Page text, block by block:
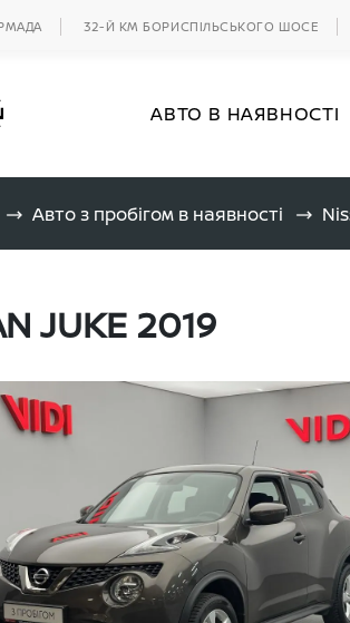
32-Й КМ БОРИСПІЛЬСЬКОГО ШОСЕ
АВТО В НАЯВНОСТІ
Авто з пробігом в наявності
JUKE 2019